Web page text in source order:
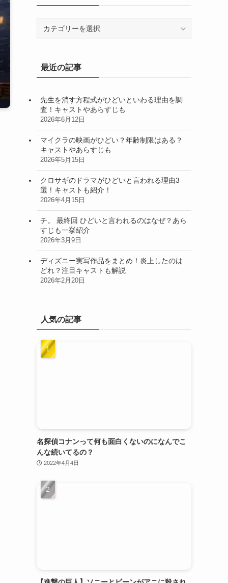
ー最近の記事
先生を消す方程式がひどいといわる理由を調
査！キャストやあらすじも
2026年6月12日
マイクラの映画がひどい？年齢制限はある？
キャストやあらすじも
2026年5月15日
クロサギのドラマがひどいと言われる理由3
選！キャストも紹介！
2026年4月15日
チ。 最終回 ひどいと言われるのはなぜ？あら
すじも一挙紹介
2026年3月9日
ディズニー実写作品をまとめ！炎上したのは
どれ？注目キャストも解説
2026年2月20日
人気の記事
名探偵コナンって何も面白くないのになんでこ
んな続いてるの？
2022年4月4日